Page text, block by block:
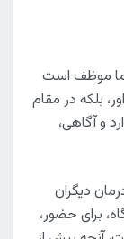
اما موظف است
بلکه در مقام
و آگاهی،
دیگران
برای حضور،